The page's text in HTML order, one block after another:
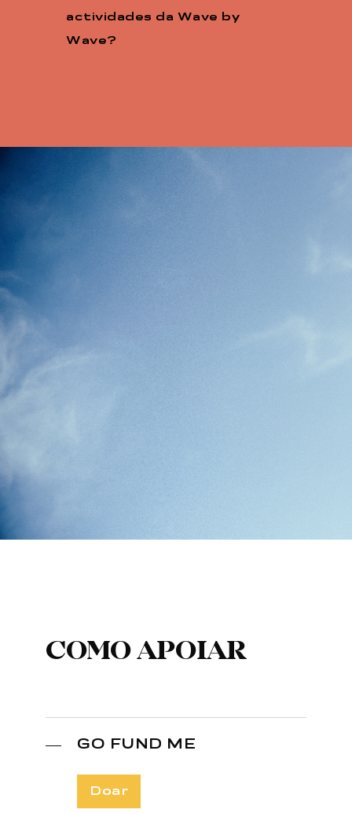
actividades da Wave by
Wave?
COMO APOIAR
GO FUND ME
Doar